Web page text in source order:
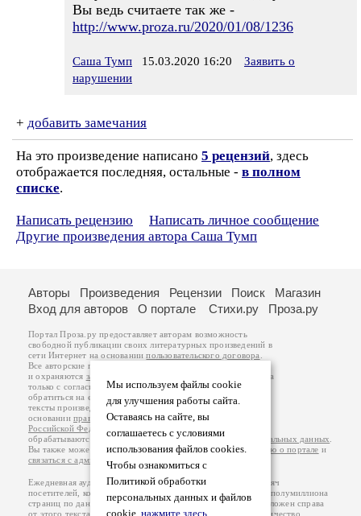
Вы ведь считаете так же -
http://www.proza.ru/2020/01/08/1236
Саша Тумп 15.03.2020 16:20
Заявить о
нарушении
+ добавить замечания
На это произведение написано 5 рецензий, здесь
отображается последняя, остальные - в полном
списке.
Написать рецензию
Написать личное сообщение
Другие произведения автора Саша Тумп
Мы используем файлы cookie
для улучшения работы сайта.
Оставаясь на сайте, вы
соглашаетесь с условиями
использования файлов cookies.
Чтобы ознакомиться с
Политикой обработки
персональных данных и файлов
cookie, нажмите здесь
Авторы Произведения Рецензии Поиск
Магазин
Вход для авторов
О портале Стихи.ру Проза.ру
Портал Проза.ру предоставляет авторам возможность
свободной публикации своих литературных произведений в
сети Интернет на основаниипользовательского договора
Все авторские права на произведения принадлежат авторам
и охраняются законом
. Перепечатка произведений возможна
только с согласия его автора, к которому вы можете
обратиться на его авторской странице. Ответственность за
тексты произведений авторы несут самостоятельно на
основанииправил публикацииизаконодательства
Российской Федерации
обрабатываются на основанииПолитики обработки персональных данных
Вы также можете посмотреть более подробнуюинформацию о портале и
связаться с администрацией
Ежедневная аудитория портала Проза.ру – порядка 100 тысяч
посетителей, которые в общей сумме просматривают более полумиллиона
страниц по данным счетчика посещаемости, который расположен справа
от этого текста. В каждой графе указано по две цифры: количество